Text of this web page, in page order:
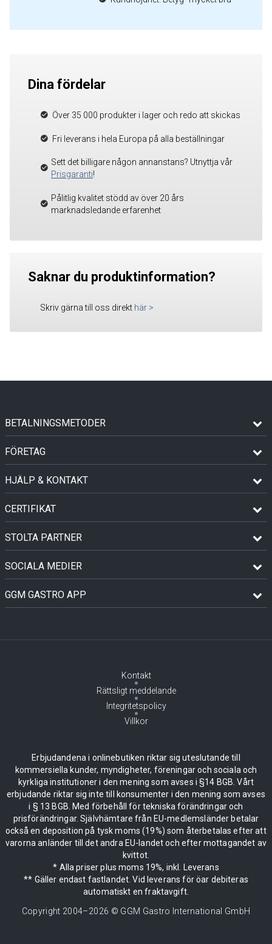
Dina fördelar
Över 35 000 produkter i lager och redo att skickas
Fri leverans i hela Europa på alla beställningar
Sett det billigare någon annanstans? Utnyttja vår
Prisgaranti!
Pålitlig kvalitet stödd av över 20 års
marknadsledande erfarenhet
Saknar du produktinformation?
Skriv gärna till oss direkt här >
BETALNINGSMETODER
FÖRETAG
HJÄLP & KONTAKT
CERTIFIKAT
STOLTA PARTNER
SOCIALA MEDIER
GGM GASTRO APP
Kontakt
Rättsligt meddelande
Integritetspolicy
Villkor
Erbjudandena i onlinebutiken riktar sig uteslutande till
kommersiella kunder, myndigheter, föreningar och sociala och
kyrkliga institutioner i den mening som avses i §14 BGB. Vårt
erbjudande riktar sig inte till konsumenter i den mening som avses
i § 13 BGB. Med förbehåll för tekniska förändringar och
prisförändringar. Självhämtare från EU-medlemsländer betalar
också en deposition på tysk moms (19%) som återbetalas efter att
varorna anländer till det andra EU-landet och efter mottagandet av
kvittot.
* Alla priser plus moms 19%, inkl. Leverans
** Gäller endast fastlandet. Vid leverans för öar debiteras
automatiskt en fraktavgift.
Copyright 2004–2026 © GGM Gastro International GmbH